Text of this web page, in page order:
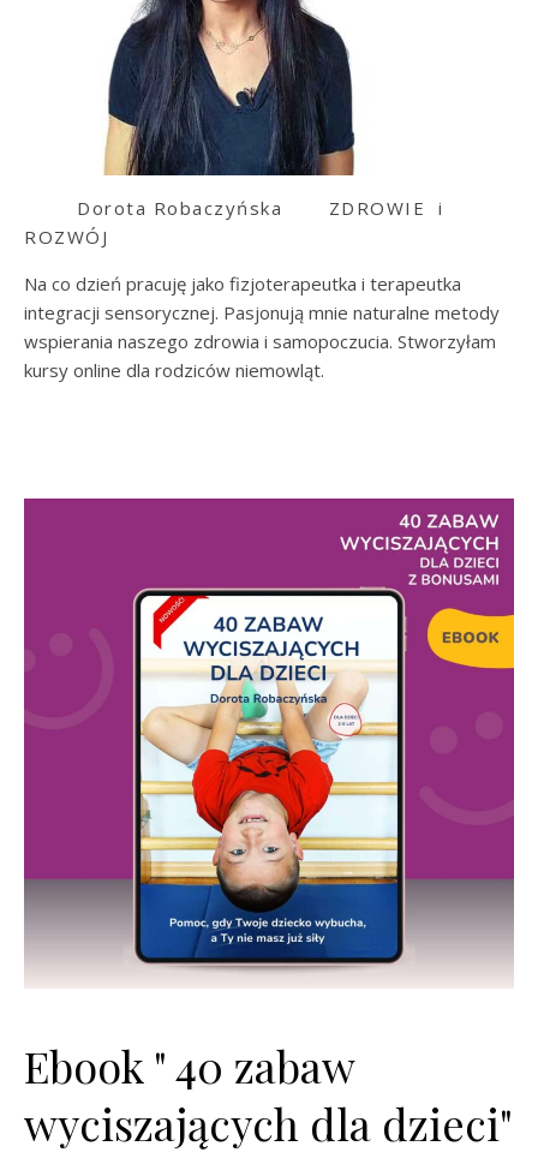
Dorota Robaczyńska ZDROWIE i
ROZWÓJ
Na co dzień pracuję jako fizjoterapeutka i terapeutka
integracji sensorycznej. Pasjonują mnie naturalne metody
wspierania naszego zdrowia i samopoczucia. Stworzyłam
kursy online dla rodziców niemowląt.
Ebook " 40 zabaw
wyciszających dla dzieci"